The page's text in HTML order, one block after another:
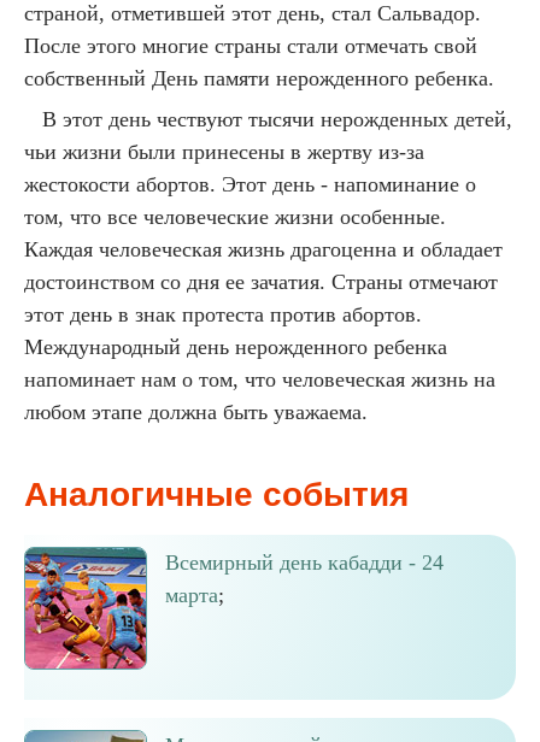
страной, отметившей этот день, стал Сальвадор.
После этого многие страны стали отмечать свой
собственный День памяти нерожденного ребенка.
В этот день чествуют тысячи нерожденных детей,
чьи жизни были принесены в жертву из-за
жестокости абортов. Этот день - напоминание о
том, что все человеческие жизни особенные.
Каждая человеческая жизнь драгоценна и обладает
достоинством со дня ее зачатия. Страны отмечают
этот день в знак протеста против абортов.
Международный день нерожденного ребенка
напоминает нам о том, что человеческая жизнь на
любом этапе должна быть уважаема.
Аналогичные события
Всемирный день кабадди - 24
марта;